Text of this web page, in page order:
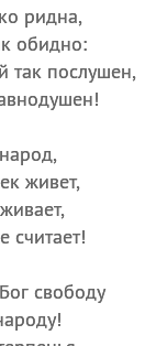
ридна,
обидно:
так послушен,
живет,
считает!
свободу